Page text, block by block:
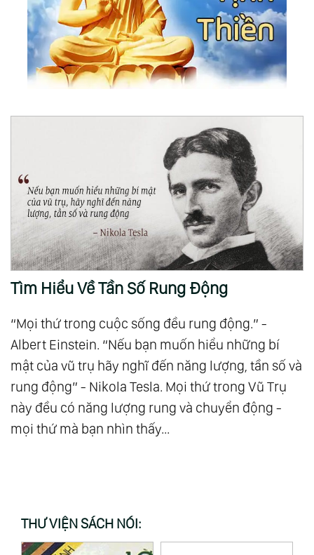
Tìm Hiểu Về Tần Số Rung Động
“Mọi thứ trong cuộc sống đều rung động.” -
Albert Einstein. “Nếu bạn muốn hiểu những bí
mật của vũ trụ hãy nghĩ đến năng lượng, tần số và
rung động” - Nikola Tesla. Mọi thứ trong Vũ Trụ
này đều có năng lượng rung và chuyển động -
mọi thứ mà bạn nhìn thấy...
THƯ VIỆN SÁCH NÓI: